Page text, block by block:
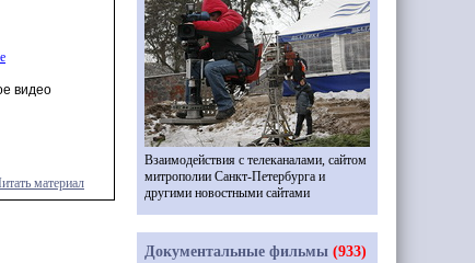
видео
материал
Взаимодействия с телеканалами, сайтом
митрополии Санкт-Петербурга и
другими новостными сайтами
Документальные фильмы (933)